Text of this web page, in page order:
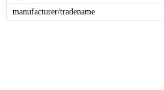
manufacturer/tradename